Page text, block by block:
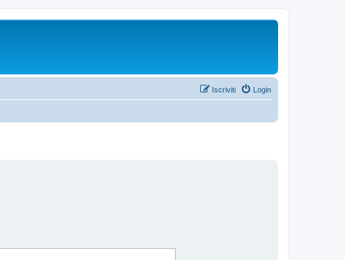
Login
Iscriviti